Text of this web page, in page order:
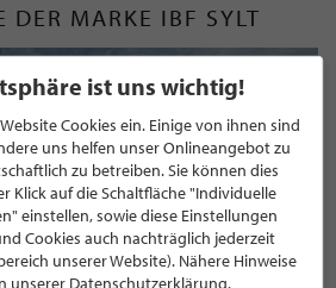
DER MARKE IBF SYLT
ist uns wichtig!
Cookies ein. Einige von ihnen sind
uns helfen unser Onlineangebot zu
zu betreiben. Sie können dies
Klick auf die Schaltfläche "Individuelle
einstellen, sowie diese Einstellungen
Cookies auch nachträglich jederzeit
unserer Website). Nähere Hinweise
unserer Datenschutzerklärung.